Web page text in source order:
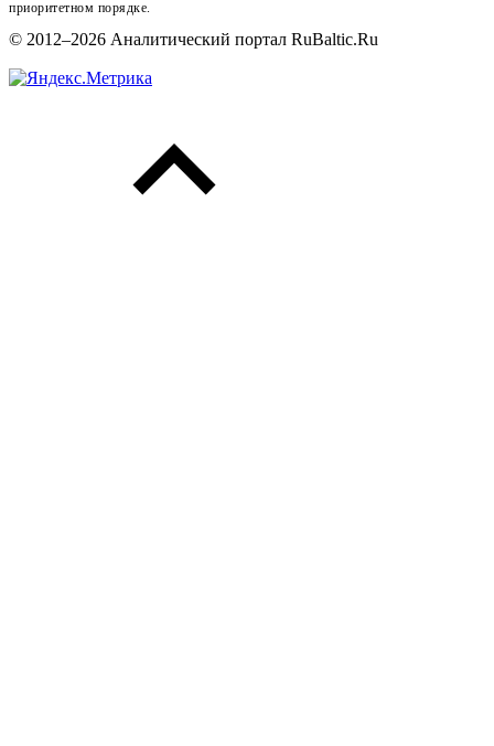
приоритетном порядке.
© 2012–2026 Аналитический портал RuBaltic.Ru